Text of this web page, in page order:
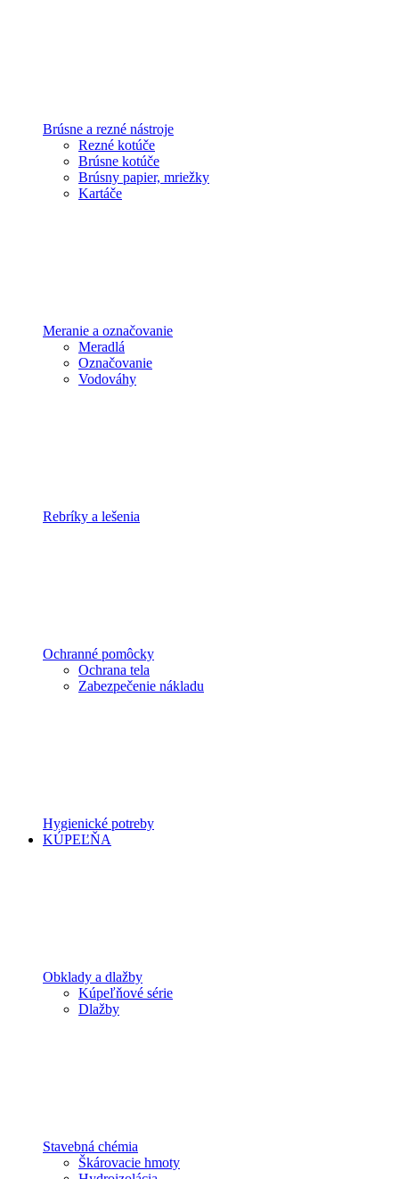
Brúsne a rezné nástroje
Rezné kotúče
Brúsne kotúče
Brúsny papier, mriežky
Kartáče
Meranie a označovanie
Meradlá
Označovanie
Vodováhy
Rebríky a lešenia
Ochranné pomôcky
Ochrana tela
Zabezpečenie nákladu
Hygienické potreby
KÚPEĽŇA
Obklady a dlažby
Kúpeľňové série
Dlažby
Stavebná chémia
Škárovacie hmoty